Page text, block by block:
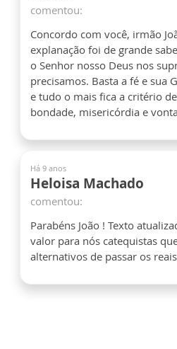
comentou:
Concordo com você, irmão
explanação foi de grande
o Senhor nosso Deus nos
precisamos. Basta a fé e sua
e tudo o mais fica a critério
bondade, misericórdia e
Há 9 anos
Heloisa Machado
comentou:
Parabéns João ! Texto
valor para nós catequistas
alternativos de passar os